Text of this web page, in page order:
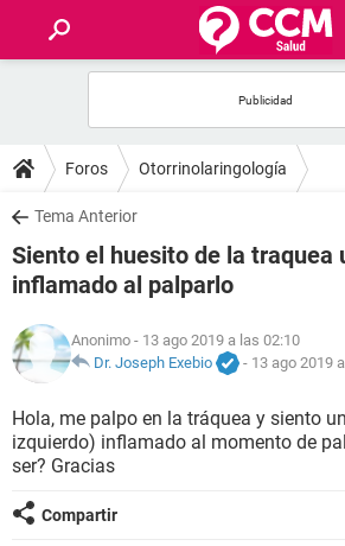
FOROS
SALUD
FAMILIA
NUTRICIÓN
SEXUALIDAD
GLOSARIO
Foros Otorrinolaringología
Tema Anterior
Siento el huesito de la traquea
inflamado al palparlo
Anonimo - 13 ago 2019 a las 02:10
Dr. Joseph Exebio
- 13 ago 2019
Hola, me palpo en la tráquea y siento
izquierdo) inflamado al momento de
ser? Gracias
Compartir